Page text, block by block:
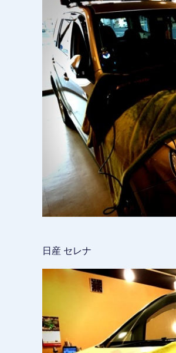
日産 セレナ